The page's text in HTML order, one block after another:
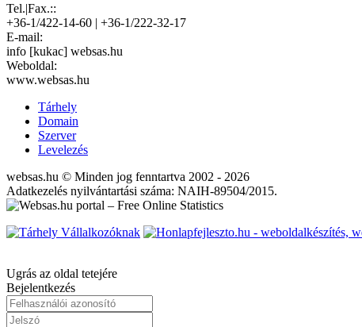
Tel.|Fax.::
+36-1/422-14-60 | +36-1/222-32-17
E-mail:
info [kukac] websas.hu
Weboldal:
www.websas.hu
Tárhely
Domain
Szerver
Levelezés
websas.hu © Minden jog fenntartva 2002 - 2026
Adatkezelés nyilvántartási száma: NAIH-89504/2015.
Ugrás az oldal tetejére
Bejelentkezés